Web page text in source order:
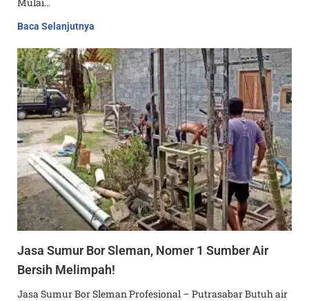
Baca Selanjutnya
Jasa Sumur Bor Sleman, Nomer 1 Sumber Air
Bersih Melimpah!
Jasa Sumur Bor Sleman Profesional – Putrasabar Butuh air